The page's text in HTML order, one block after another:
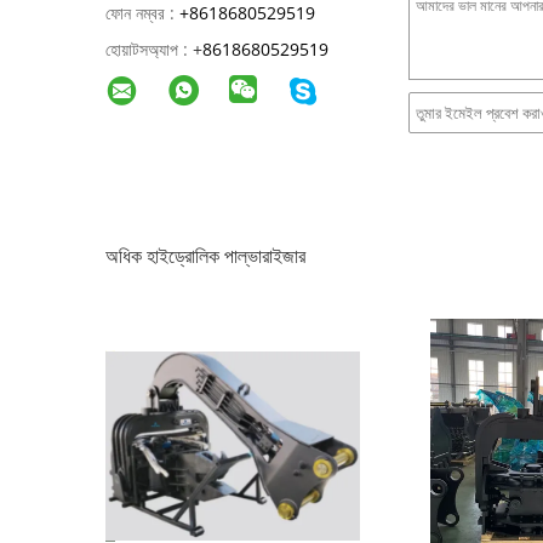
ফোন নম্বর : +8618680529519
হোয়াটসঅ্যাপ : +8618680529519
অধিক হাইড্রোলিক পাল্ভারাইজার